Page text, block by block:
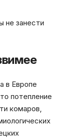
не занести
в Европе
потепление
комаров,